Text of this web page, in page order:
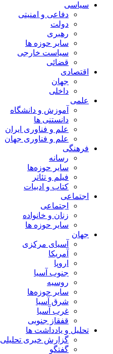
سیاسی
دفاعی و امنیتی
دولت
رهبری
سایر حوزه ها
سیاست خارجی
قضائی
اقتصادی
جهان
داخلی
علمی
آموزش و دانشگاه
دانستنی ها
علم و فناوری ایران
علم و فناوری جهان
فرهنگی
رسانه
سایر حوزه‌ها
فیلم و تئاتر
کتاب و ادبیات
اجتماعی
اجتماعی
زنان و خانواده
سایر حوزه ها
جهان
آسیای مرکزی
آمریکا
اروپا
جنوب آسیا
روسیه
سایر حوزه‌ها
شرق آسیا
غرب آسیا
قفقاز جنوبی
تحلیل و یادداشت ها
گزارش خبری تحلیلی
گفتگو